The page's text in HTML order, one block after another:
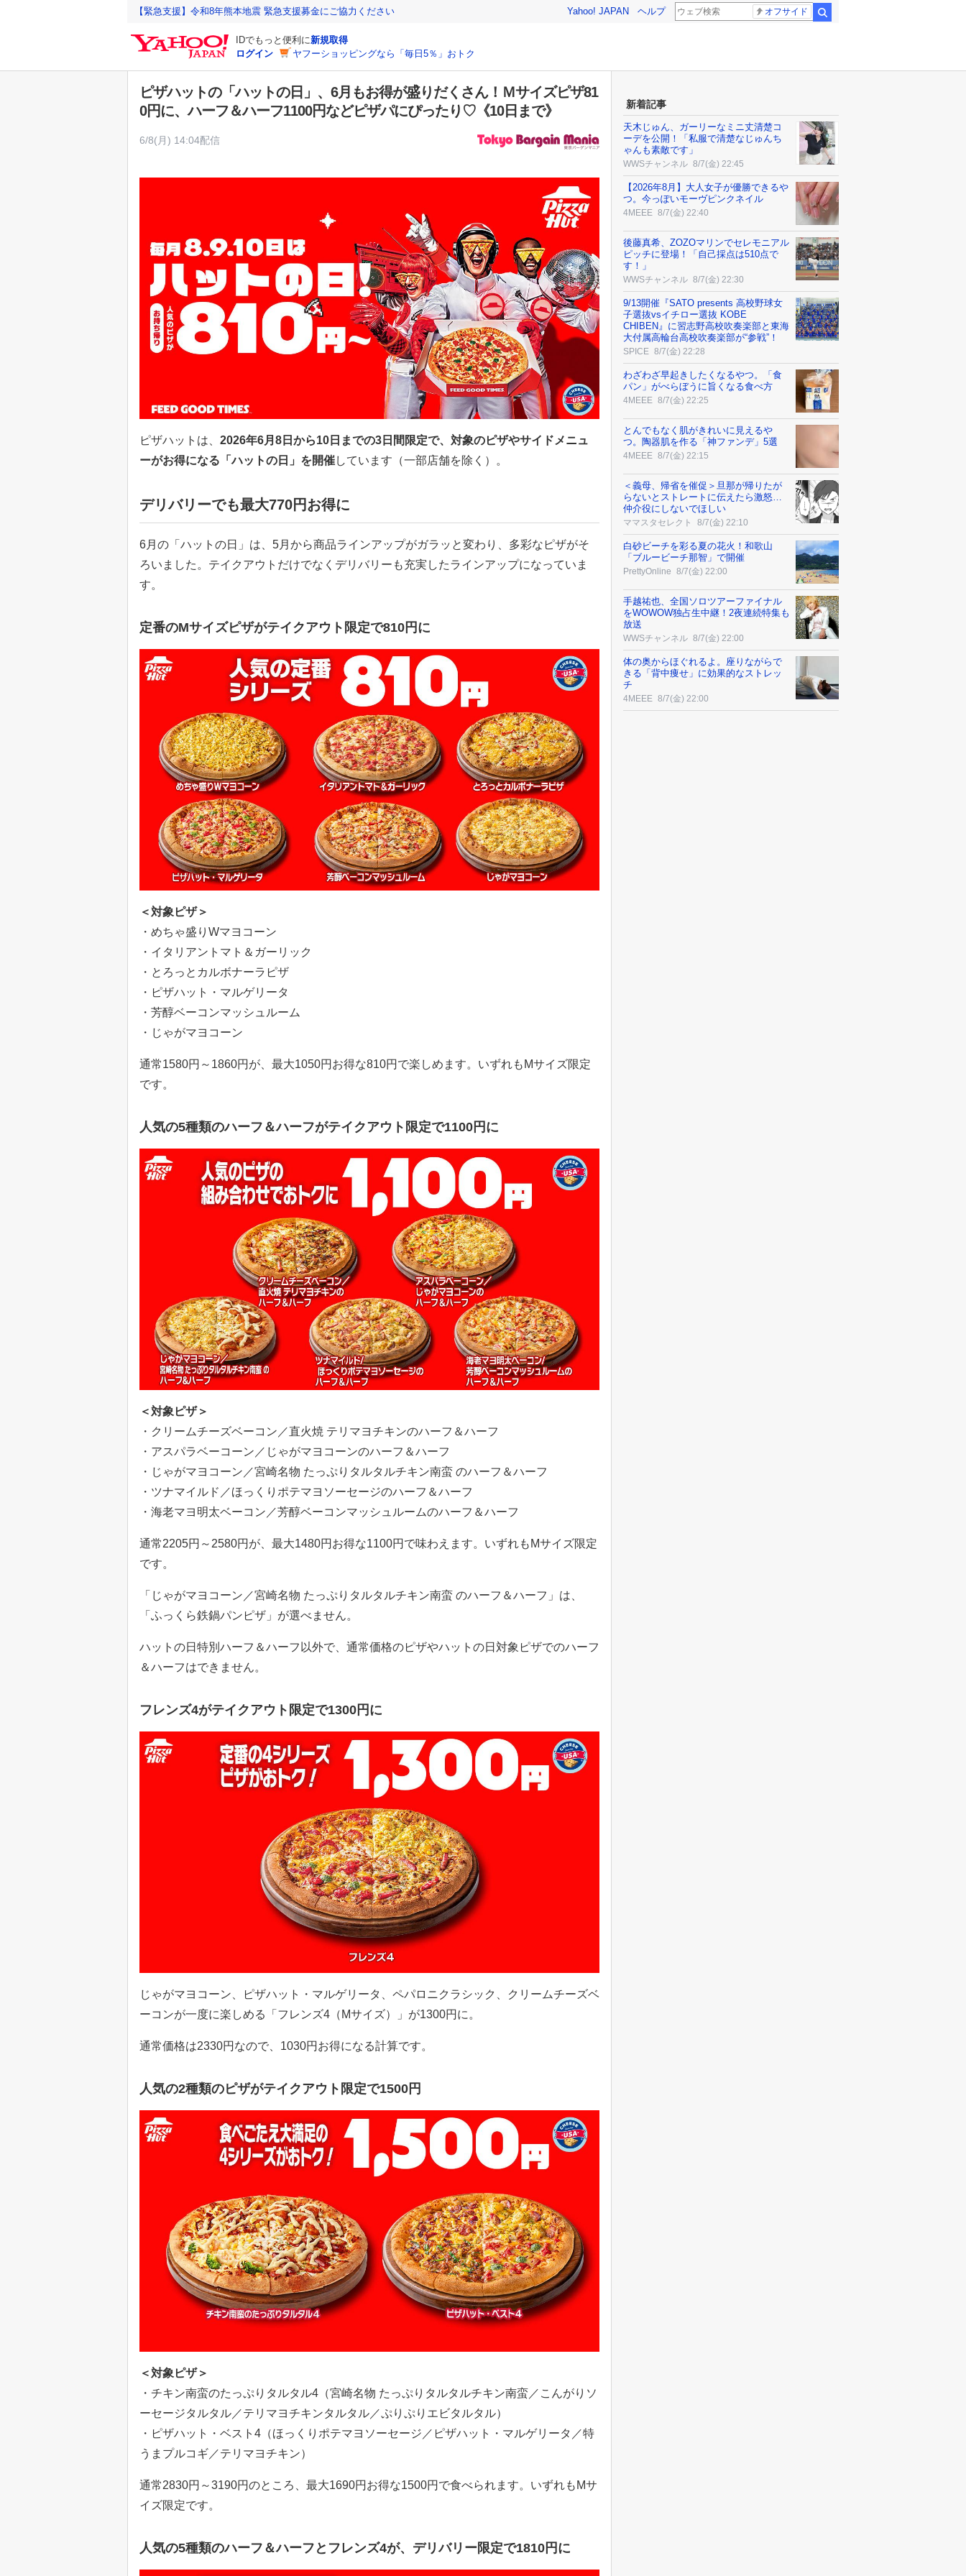
【緊急支援】令和8年熊本地震 緊急支援募金にご協力ください Yahoo! JAPAN ヘルプ オフサイド
IDでもっと便利に新規取得
ログイン
ヤフーショッピングなら「毎日5％」おトク
ピザハットの「ハットの日」、6月もお得が盛りだくさん！Ｍサイズピザ81
0円に、ハーフ＆ハーフ1100円などピザパにぴったり♡《10日まで》
6/8(月) 14:04配信
ピザハットは、 2026年6月8日から10日までの3日間限定で、対象のピザやサイドメニュ
ーがお得になる「ハットの日」を開催しています（一部店舗を除く）。
デリバリーでも最大770円お得に
6月の「ハットの日」は、5月から商品ラインアップがガラッと変わり、多彩なピザがそ
ろいました。テイクアウトだけでなくデリバリーも充実したラインアップになっていま
す。
定番のMサイズピザがテイクアウト限定で810円に
＜対象ピザ＞
・めちゃ盛りWマヨコーン
・イタリアントマト＆ガーリック
・とろっとカルボナーラピザ
・ピザハット・マルゲリータ
・芳醇ベーコンマッシュルーム
・じゃがマヨコーン
通常1580円～1860円が、最大1050円お得な810円で楽しめます。いずれもMサイズ限定
です。
人気の5種類のハーフ＆ハーフがテイクアウト限定で1100円に
＜対象ピザ＞
・クリームチーズベーコン／直火焼 テリマヨチキンのハーフ＆ハーフ
・アスパラベーコーン／じゃがマヨコーンのハーフ＆ハーフ
・じゃがマヨコーン／宮崎名物 たっぷりタルタルチキン南蛮 のハーフ＆ハーフ
・ツナマイルド／ほっくりポテマヨソーセージのハーフ＆ハーフ
・海老マヨ明太ベーコン／芳醇ベーコンマッシュルームのハーフ＆ハーフ
通常2205円～2580円が、最大1480円お得な1100円で味わえます。いずれもMサイズ限定
です。
「じゃがマヨコーン／宮崎名物 たっぷりタルタルチキン南蛮 のハーフ＆ハーフ」は、
「ふっくら鉄鍋パンピザ」が選べません。
ハットの日特別ハーフ＆ハーフ以外で、通常価格のピザやハットの日対象ピザでのハーフ
＆ハーフはできません。
フレンズ4がテイクアウト限定で1300円に
じゃがマヨコーン、ピザハット・マルゲリータ、ペパロニクラシック、クリームチーズベ
ーコンが一度に楽しめる「フレンズ4（Mサイズ）」が1300円に。
通常価格は2330円なので、1030円お得になる計算です。
人気の2種類のピザがテイクアウト限定で1500円
＜対象ピザ＞
・チキン南蛮のたっぷりタルタル4（宮崎名物 たっぷりタルタルチキン南蛮／こんがりソ
ーセージタルタル／テリマヨチキンタルタル／ぷりぷりエビタルタル）
・ピザハット・ベスト4（ほっくりポテマヨソーセージ／ピザハット・マルゲリータ／特
うまプルコギ／テリマヨチキン）
通常2830円～3190円のところ、最大1690円お得な1500円で食べられます。いずれもMサ
イズ限定です。
人気の5種類のハーフ＆ハーフとフレンズ4が、デリバリー限定で1810円に
新着記事
天木じゅん、ガーリーなミニ丈清楚コ
ーデを公開！「私服で清楚なじゅんち
ゃんも素敵です」
WWSチャンネル 8/7(金) 22:45
【2026年8月】大人女子が優勝できるや
つ。今っぽいモーヴピンクネイル
4MEEE 8/7(金) 22:40
後藤真希、ZOZOマリンでセレモニアル
ピッチに登場！「自己採点は510点で
す！」
WWSチャンネル 8/7(金) 22:30
9/13開催『SATO presents 高校野球女
子選抜vsイチロー選抜 KOBE
CHIBEN』に習志野高校吹奏楽部と東海
大付属高輪台高校吹奏楽部が“参戦”！
SPICE 8/7(金) 22:28
わざわざ早起きしたくなるやつ。「食
パン」がべらぼうに旨くなる食べ方
4MEEE 8/7(金) 22:25
とんでもなく肌がきれいに見えるや
つ。陶器肌を作る「神ファンデ」5選
4MEEE 8/7(金) 22:15
＜義母、帰省を催促＞旦那が帰りたが
らないとストレートに伝えたら激怒…
仲介役にしないでほしい
ママスタセレクト 8/7(金) 22:10
白砂ビーチを彩る夏の花火！和歌山
「ブルービーチ那智」で開催
PrettyOnline 8/7(金) 22:00
手越祐也、全国ソロツアーファイナル
をWOWOW独占生中継！2夜連続特集も
放送
WWSチャンネル 8/7(金) 22:00
体の奥からほぐれるよ。座りながらで
きる「背中痩せ」に効果的なストレッ
チ
4MEEE 8/7(金) 22:00